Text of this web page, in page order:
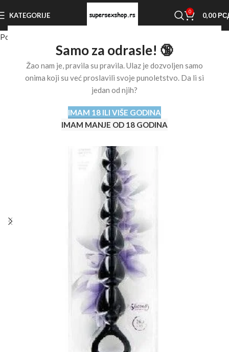
Samo za odrasle! 🔞
Žao nam je, pravila su pravila. Ulaz je dozvoljen samo
onima koji su već proslavili svoje punoletstvo. Da li si
jedan od njih?
IMAM 18 ILI VIŠE GODINA
IMAM MANJE OD 18 GODINA
KATEGORIJE 0 0,00
Početna stranica